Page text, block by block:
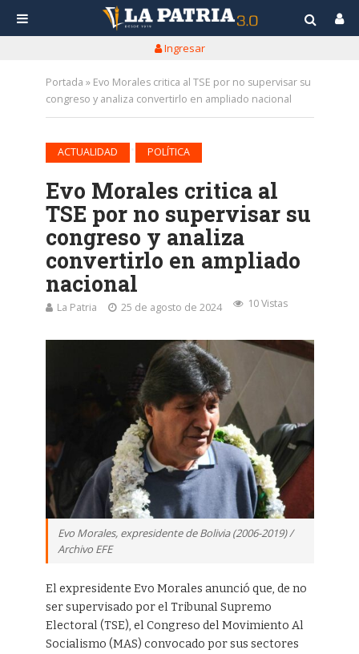
Ingresar
Portada » Evo Morales critica al TSE por no supervisar su
congreso y analiza convertirlo en ampliado nacional
ACTUALIDAD POLÍTICA
Evo Morales critica al
TSE por no supervisar su
congreso y analiza
convertirlo en ampliado
nacional
La Patria 25 de agosto de 2024 10 Vistas
Evo Morales, expresidente de Bolivia (2006-2019) /
Archivo EFE
El expresidente Evo Morales anunció que, de no
ser supervisado por el Tribunal Supremo
Electoral (TSE), el Congreso del Movimiento Al
Socialismo (MAS) convocado por sus sectores